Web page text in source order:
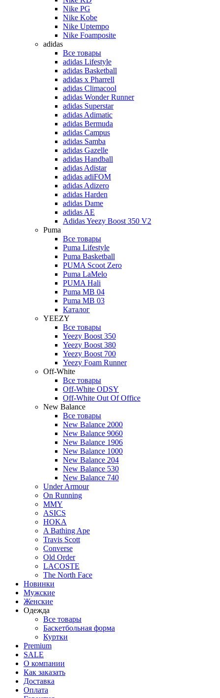
Nike PG
Nike Kobe
Nike Uptempo
Nike Foamposite
adidas
Все товары
adidas Lifestyle
adidas Basketball
adidas x Pharrell
adidas Climacool
adidas Wonder Runner
adidas Superstar
adidas Adimatic
adidas Bermuda
adidas Campus
adidas Samba
adidas Gazelle
adidas Handball
adidas Adistar
adidas adiFOM
adidas Adizero
adidas Harden
adidas Dame
adidas AE
Adidas Yeezy Boost 350 V2
Puma
Все товары
Puma Lifestyle
Puma Basketball
PUMA Scoot Zero
Puma LaMelo
PUMA Hali
Puma MB 04
Puma MB 03
Каталог
YEEZY
Все товары
Yeezy Boost 350
Yeezy Boost 380
Yeezy Boost 700
Yeezy Foam Runner
Off-White
Все товары
Off-White ODSY
Off-White Out Of Office
New Balance
Все товары
New Balance 2000
New Balance 9060
New Balance 1906
New Balance 1000
New Balance 204
New Balance 530
New Balance 740
Under Armour
On Running
MMY
ASICS
HOKA
A Bathing Ape
Travis Scott
Converse
Old Order
LACOSTE
The North Face
Новинки
Мужские
Женские
Одежда
Все товары
Баскетбольная форма
Куртки
Premium
SALE
О компании
Как заказать
Доставка
Оплата